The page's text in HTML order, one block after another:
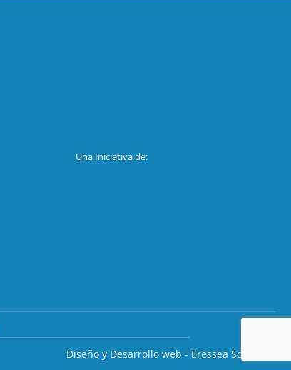
Una Iniciativa de:
Diseño y Desarrollo web - Eressea Solutions